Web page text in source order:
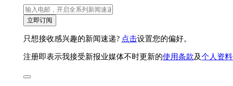
立即订阅
只想接收感兴趣的新闻速递? 点击设置您的偏好。
注册即表示我接受新报业媒体不时更新的使用条款及个人资